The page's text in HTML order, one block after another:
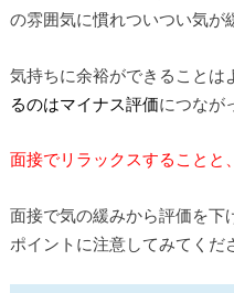
の雰囲気に慣れついつい気が
気持ちに余裕ができることは
るのはマイナス評価につなが
面接でリラックスすることと
面接で気の緩みから評価を下
ポイントに注意してみてくだ